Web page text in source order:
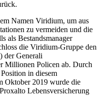
Namen Viridium, um aus
zu vermeiden und die
als Bestandsmanager
die Viridium-Gruppe den
der Generali
Millionen Policen ab. Durch
in diesem
Oktober 2019 wurde die
Lebensversicherung